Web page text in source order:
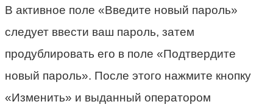
В активное поле «Введите новый пароль»
следует ввести ваш пароль, затем
продублировать его в поле «Подтвердите
новый пароль». После этого нажмите кнопку
«Изменить» и выданный оператором